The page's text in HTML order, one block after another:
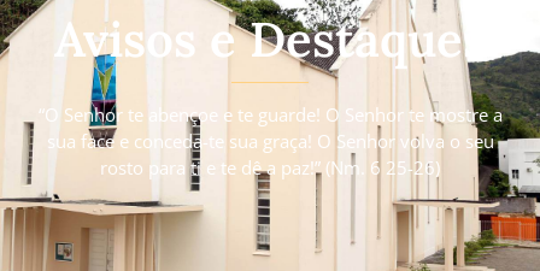
Avisos e Destaques
“O Senhor te abençoe e te guarde! O Senhor te mostre a
sua face e conceda-te sua graça! O Senhor volva o seu
rosto para ti e te dê a paz!” (Nm. 6 25-26)